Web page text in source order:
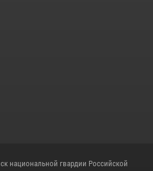
национальной гвардии Российской